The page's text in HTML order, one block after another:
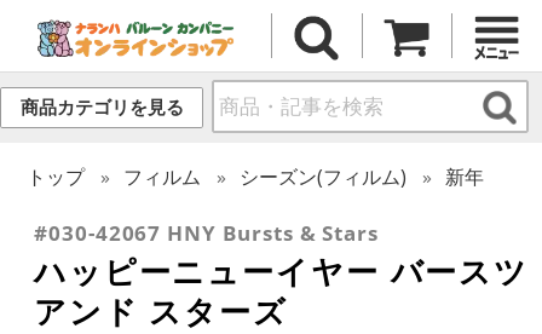
商品カテゴリを見る
トップ フィルム シーズン(フィルム) 新年
#030-42067 HNY Bursts & Stars
ハッピーニューイヤー バースツ
アンド スターズ